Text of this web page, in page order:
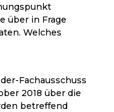
über in Frage
Welches
Fachausschuss
2018 über die
betreffend